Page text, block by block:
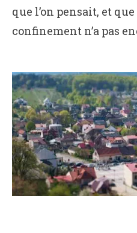
que l’on pensait, et
confinement n’a pas